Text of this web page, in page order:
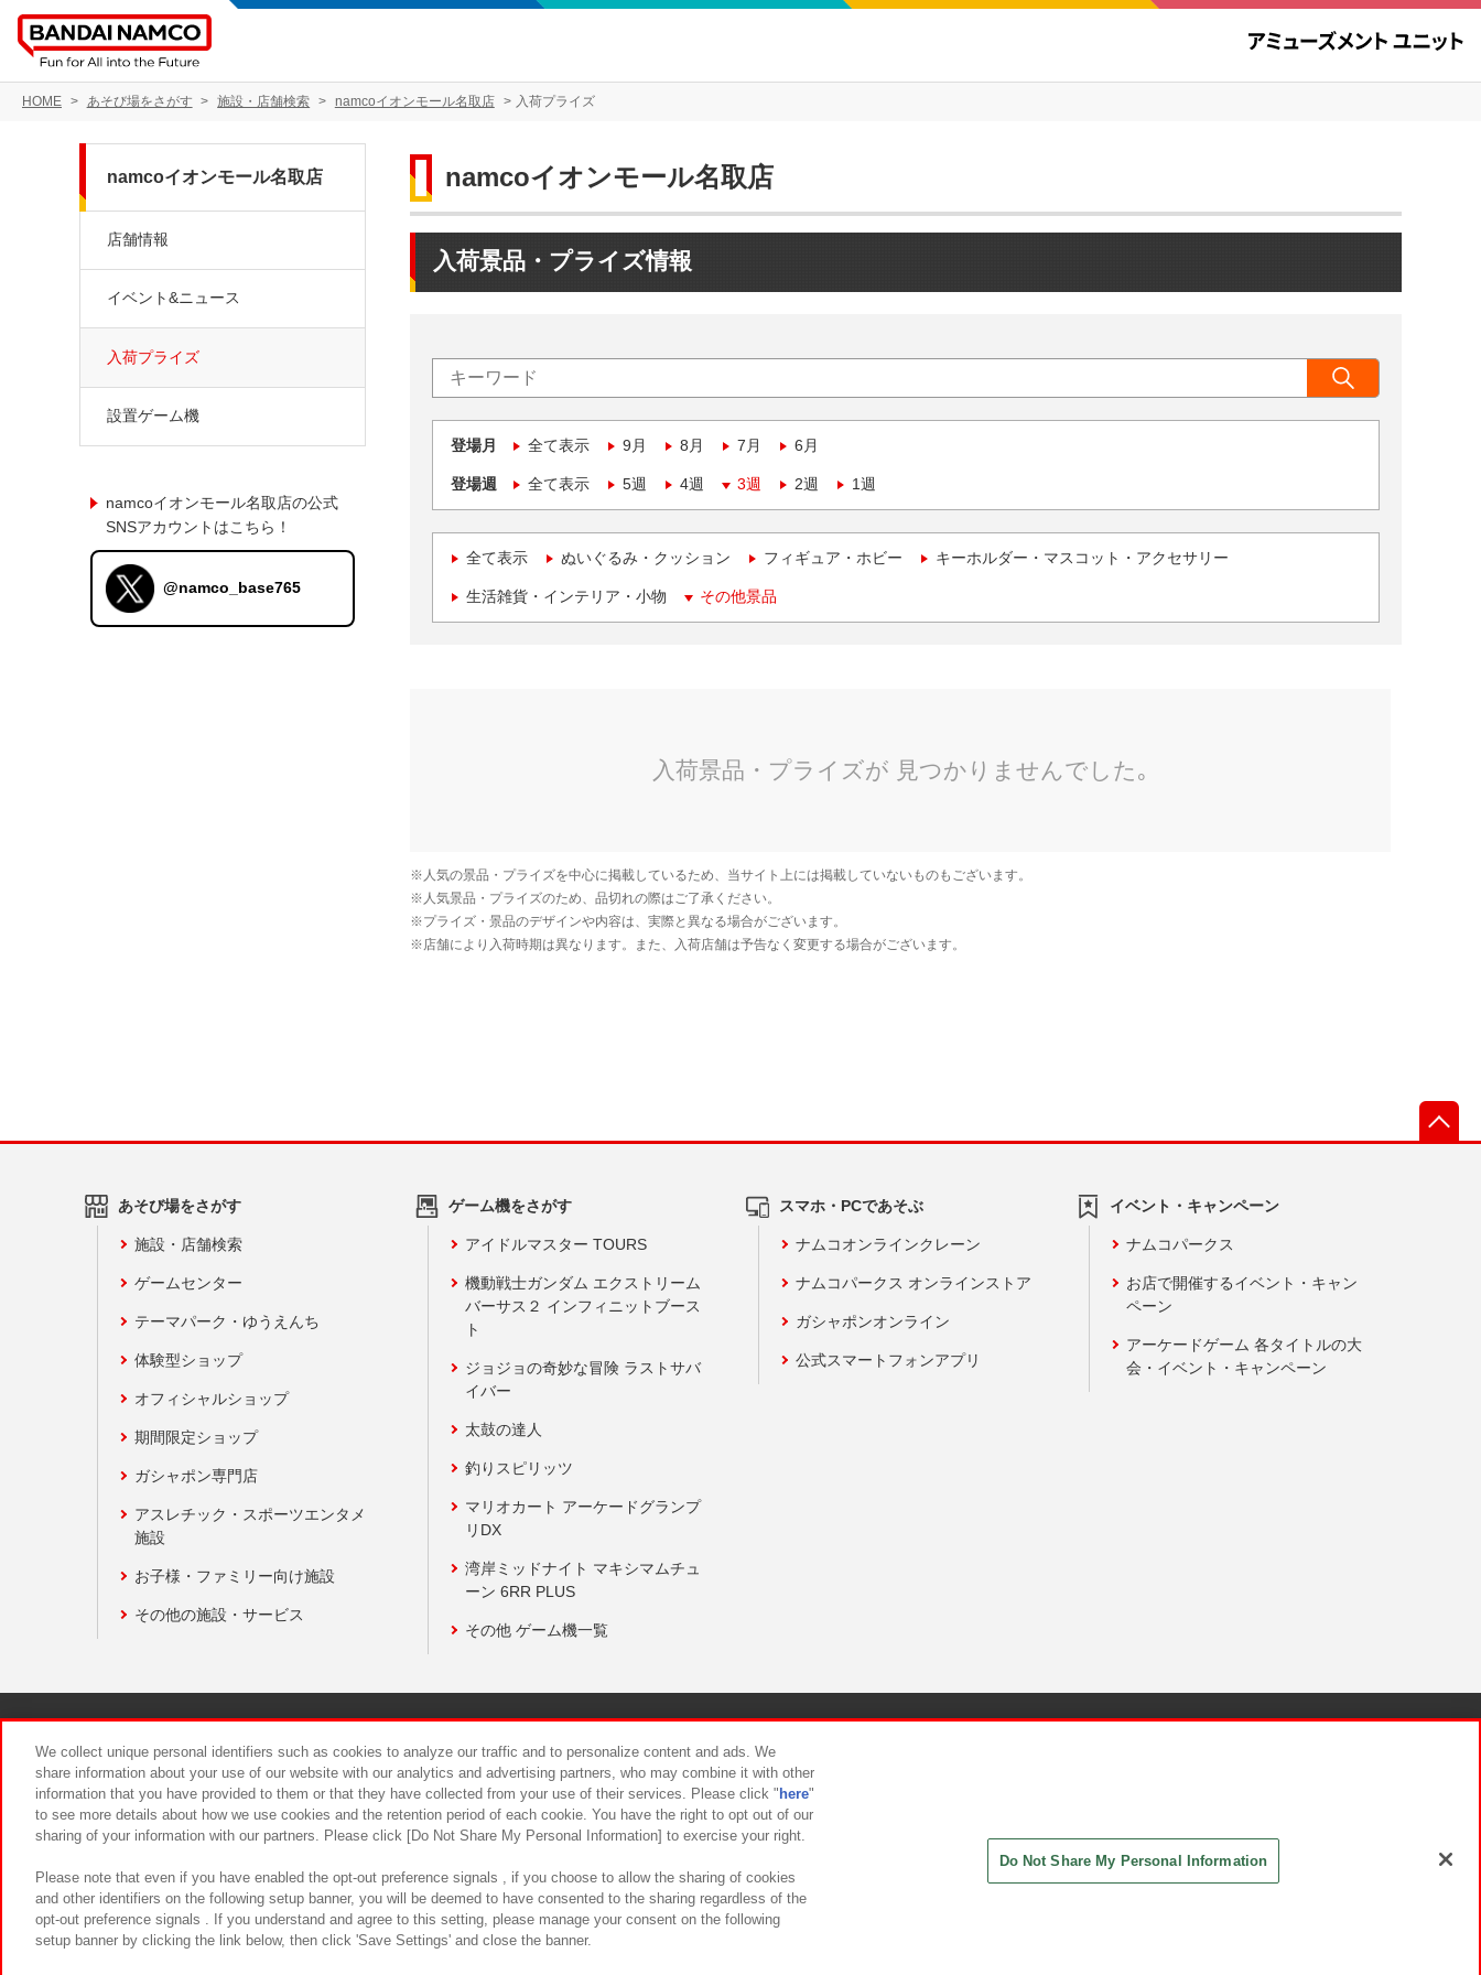
HOME あそび場をさがす 施設・店舗検索 namcoイオンモール名取店 入荷プライズ
namcoイオンモール名取店
入荷景品・プライズ情報
登場月 全て表示 9月 8月 7月 6月
登場週 全て表示 5週 4週 3週 2週 1週
全て表示 ぬいぐるみ・クッション フィギュア・ホビー キーホルダー・マスコット・アクセサリー
生活雑貨・インテリア・小物 その他景品
namcoイオンモール名取店
店舗情報
イベント&ニュース
入荷プライズ
設置ゲーム機
namcoイオンモール名取店の公式
SNSアカウントはこちら！
@namco_base765
あそび場をさがす
施設・店舗検索
ゲームセンター
テーマパーク・ゆうえんち
体験型ショップ
オフィシャルショップ
期間限定ショップ
ガシャポン専門店
アスレチック・スポーツエンタメ
施設
お子様・ファミリー向け施設
その他の施設・サービス
ゲーム機をさがす
アイドルマスター TOURS
機動戦士ガンダム エクストリーム
バーサス２ インフィニットブース
ト
ジョジョの奇妙な冒険 ラストサバ
イバー
太鼓の達人
釣りスピリッツ
マリオカート アーケードグランプ
リDX
湾岸ミッドナイト マキシマムチュ
ーン 6RR PLUS
その他 ゲーム機一覧
スマホ・PCであそぶ
ナムコオンラインクレーン
ナムコパークス オンラインストア
ガシャポンオンライン
公式スマートフォンアプリ
イベント・キャンペーン
ナムコパークス
お店で開催するイベント・キャン
ペーン
アーケードゲーム 各タイトルの大
会・イベント・キャンペーン
食品のご提供について カスタマーハラスメント対応方針
We collect unique personal identifiers such as cookies to analyze our traffic and to personalize content and ads. We
share information about your use of our website with our analytics and advertising partners, who may combine it with other
information that you have provided to them or that they have collected from your use of their services. Please click " here"
to see more details about how we use cookies and the retention period of each cookie. You have the right to opt out of our
sharing of your information with our partners. Please click [Do Not Share My Personal Information] to exercise your right.
Please note that even if you have enabled the opt-out preference signals , if you choose to allow the sharing of cookies
and other identifiers on the following setup banner, you will be deemed to have consented to the sharing regardless of the
opt-out preference signals . If you understand and agree to this setting, please manage your consent on the following
setup banner by clicking the link below, then click 'Save Settings' and close the banner.
Do Not Share My Personal Information